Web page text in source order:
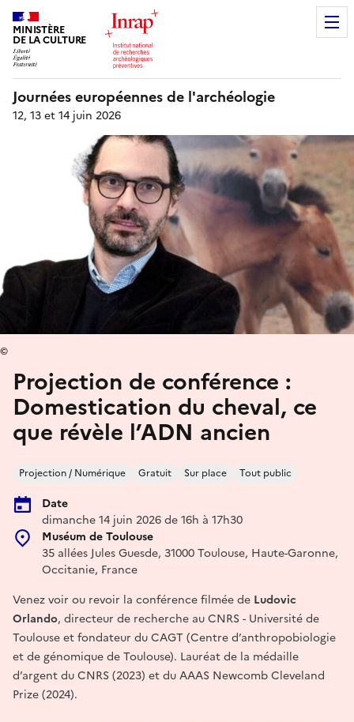
MINISTÈRE
DE LA CULTURE
Journées européennes de l'archéologie
12, 13 et 14 juin 2026
Projection de conférence :
Domestication du cheval, ce
que révèle l’ADN ancien
Projection / Numérique Gratuit Sur place Tout public
Date
dimanche 14 juin 2026 de 16h à 17h30
Muséum de Toulouse
35 allées Jules Guesde, 31000 Toulouse, Haute-Garonne,
Occitanie, France
©
Venez voir ou revoir la conférence filmée de Ludovic
Orlando, directeur de recherche au CNRS - Université de
Toulouse et fondateur du CAGT (Centre d’anthropobiologie
et de génomique de Toulouse). Lauréat de la médaille
d’argent du CNRS (2023) et du AAAS Newcomb Cleveland
Prize (2024).